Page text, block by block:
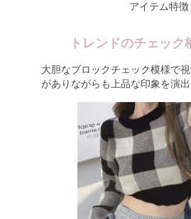
アイテム特徴
トレンドのチェック
大胆なブロックチェック模様で
がありながらも上品な印象を演出